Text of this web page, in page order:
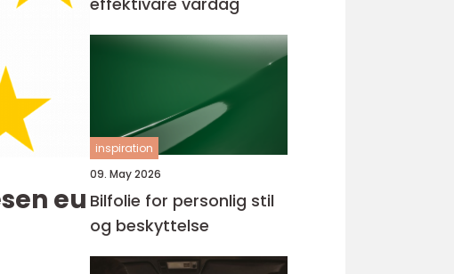
eu
inspiration
09. May 2026
Bilfolie for personlig stil
og beskyttelse